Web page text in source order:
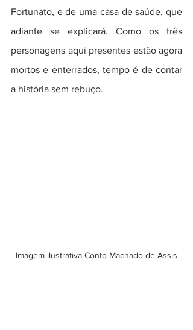
Fortunato, e de uma casa de saúde, que
adiante se explicará. Como os três
personagens aqui presentes estão agora
mortos e enterrados, tempo é de contar
a história sem rebuço.
Imagem ilustrativa Conto Machado de Assis